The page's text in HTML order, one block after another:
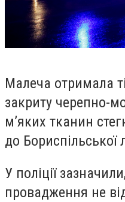
Малеча отримала
закриту черепно-
м’яких тканин
до Бориспільської
У поліції
провадження не